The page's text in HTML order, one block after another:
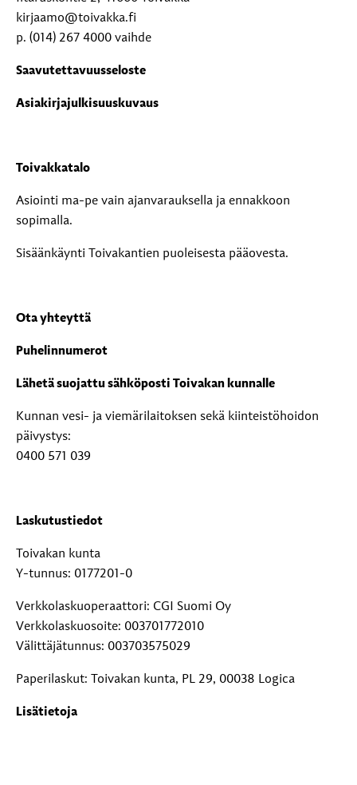
kirjaamo@toivakka.fi
p. (014) 267 4000 vaihde
Saavutettavuusseloste
Asiakirjajulkisuuskuvaus
Toivakkatalo
Asiointi ma-pe vain ajanvarauksella ja ennakkoon
sopimalla.
Sisäänkäynti Toivakantien puoleisesta pääovesta.
Ota yhteyttä
Puhelinnumerot
Lähetä suojattu sähköposti Toivakan kunnalle
Kunnan vesi- ja viemärilaitoksen sekä kiinteistöhoidon
päivystys:
0400 571 039
Laskutustiedot
Toivakan kunta
Y-tunnus: 0177201-0
Verkkolaskuoperaattori: CGI Suomi Oy
Verkkolaskuosoite: 003701772010
Välittäjätunnus: 003703575029
Paperilaskut: Toivakan kunta, PL 29, 00038 Logica
Lisätietoja